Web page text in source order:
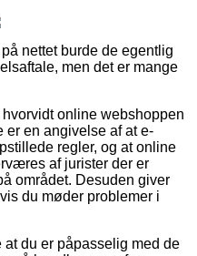
nettet burde de egentlig
men det er mange
online webshoppen
er en angivelse af at e-
regler, og at online
af jurister der er
området. Desuden giver
du møder problemer i
du er påpasselig med de